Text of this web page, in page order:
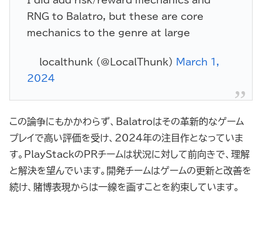
RNG to Balatro, but these are core
mechanics to the genre at large
— localthunk (@LocalThunk)
March 1,
2024
この論争にもかかわらず、Balatroはその革新的なゲーム
プレイで高い評価を受け、2024年の注目作となっていま
す。PlayStackのPRチームは状況に対して前向きで、理解
と解決を望んでいます。開発チームはゲームの更新と改善を
続け、賭博表現からは一線を画すことを約束しています。